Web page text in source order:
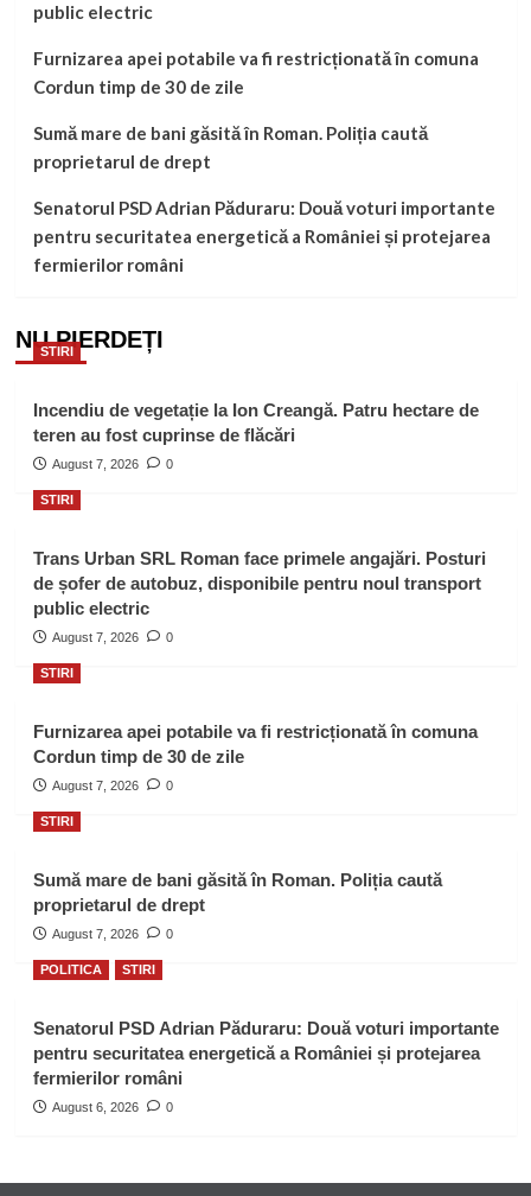
public electric
Furnizarea apei potabile va fi restricționată în comuna
Cordun timp de 30 de zile
Sumă mare de bani găsită în Roman. Poliția caută
proprietarul de drept
Senatorul PSD Adrian Păduraru: Două voturi importante
pentru securitatea energetică a României și protejarea
fermierilor români
NU PIERDEȚI
STIRI
Incendiu de vegetație la Ion Creangă. Patru hectare de
teren au fost cuprinse de flăcări
August 7, 2026 0
STIRI
Trans Urban SRL Roman face primele angajări. Posturi
de șofer de autobuz, disponibile pentru noul transport
public electric
August 7, 2026 0
STIRI
Furnizarea apei potabile va fi restricționată în comuna
Cordun timp de 30 de zile
August 7, 2026 0
STIRI
Sumă mare de bani găsită în Roman. Poliția caută
proprietarul de drept
August 7, 2026 0
POLITICA STIRI
Senatorul PSD Adrian Păduraru: Două voturi importante
pentru securitatea energetică a României și protejarea
fermierilor români
August 6, 2026 0